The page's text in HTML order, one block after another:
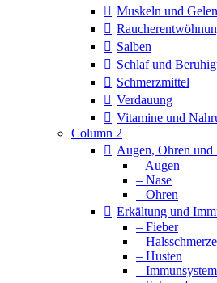
Muskeln und
Salben
Schlaf und
Schmerzmittel
Verdauung
Vitamine und
Column 2
Augen, Ohren und
– Augen
– Nase
– Ohren
Erkältung und
– Fieber
–
– Husten
– Immunsystem